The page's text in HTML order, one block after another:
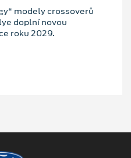
modely crossoverů
doplní novou
roku 2029.